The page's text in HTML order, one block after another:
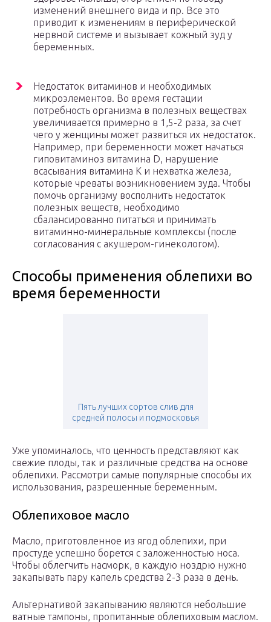
изменений внешнего вида и пр. Все это
приводит к изменениям в периферической
нервной системе и вызывает кожный зуд у
беременных.
Недостаток витаминов и необходимых
микроэлементов. Во время гестации
потребность организма в полезных веществах
увеличивается примерно в 1,5-2 раза, за счет
чего у женщины может развиться их недостаток.
Например, при беременности может начаться
гиповитаминоз витамина D, нарушение
всасывания витамина К и нехватка железа,
которые чреваты возникновением зуда. Чтобы
помочь организму восполнить недостаток
полезных веществ, необходимо
сбалансированно питаться и принимать
витаминно-минеральные комплексы (после
согласования с акушером-гинекологом).
Способы применения облепихи во
время беременности
Пять лучших сортов слив для
средней полосы и подмосковья
Уже упоминалось, что ценность представляют как
свежие плоды, так и различные средства на основе
облепихи. Рассмотри самые популярные способы их
использования, разрешенные беременным.
Облепиховое масло
Масло, приготовленное из ягод облепихи, при
простуде успешно борется с заложенностью носа.
Чтобы облегчить насморк, в каждую ноздрю нужно
закапывать пару капель средства 2-3 раза в день.
Альтернативой закапыванию являются небольшие
ватные тампоны, пропитанные облепиховым маслом.